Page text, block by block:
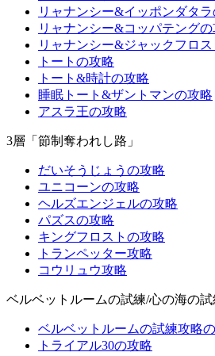
リャナンシー&イッポンダタ
リャナンシー&コッパテングの
リャナンシー&ジャックフロ
トートの攻略
トート&時計の攻略
睡眠トート&ザントマンの攻略
アスラ王の攻略
3層「節制奪われし路」
だいそうじょうの攻略
ユニコーンの攻略
ヘルズエンジェルの攻略
パズスの攻略
キングフロストの攻略
トランペッター攻略
コウリュウ攻略
ベルベットルームの試練/心の海の試
ベルベットルームの試練攻略
トライアル30の攻略